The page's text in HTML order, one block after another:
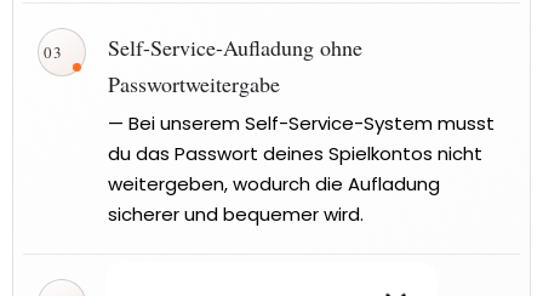
Self-Service-Aufladung ohne
Passwortweitergabe
— Bei unserem Self-Service-System musst
du das Passwort deines Spielkontos nicht
weitergeben, wodurch die Aufladung
sicherer und bequemer wird.